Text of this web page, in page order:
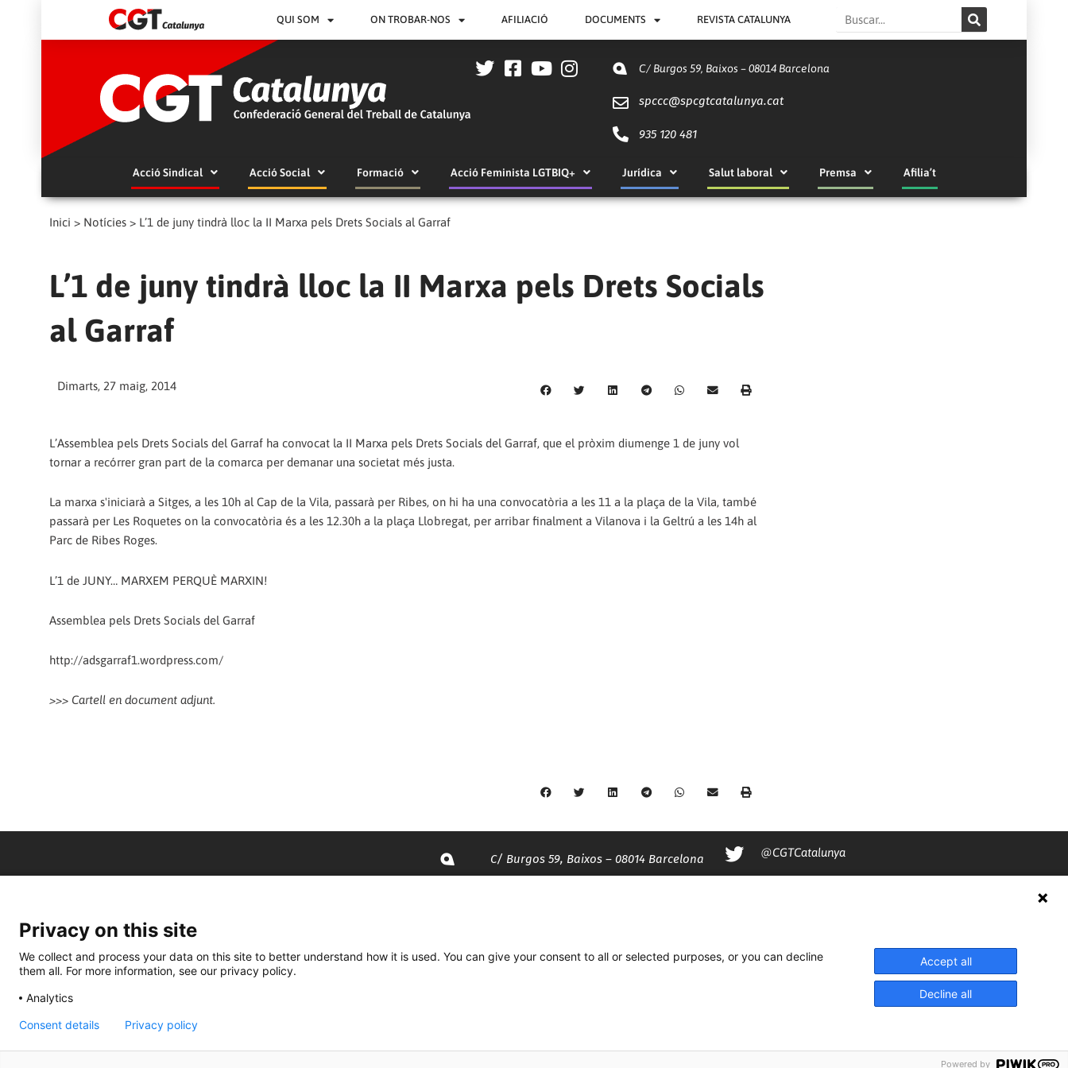
QUI SOM ON TROBAR-NOS AFILIACIÓ DOCUMENTS REVISTA CATALUNYA Search
C/ Burgos 59, Baixos – 08014 Barcelona
spccc@spcgtcatalunya.cat
935 120 481
Acció Sindical Acció Social Formació Acció Feminista LGTBIQ+ Jurídica Salut laboral Premsa Afilia’t
Inici > Notícies > L’1 de juny tindrà lloc la II Marxa pels Drets Socials al Garraf
L’1 de juny tindrà lloc la II Marxa pels Drets Socials
al Garraf
Dimarts, 27 maig, 2014
L’Assemblea pels Drets Socials del Garraf ha convocat la II Marxa pels Drets Socials del Garraf, que el pròxim diumenge 1 de juny vol
tornar a recórrer gran part de la comarca per demanar una societat més justa.
La marxa s'iniciarà a Sitges, a les 10h al Cap de la Vila, passarà per Ribes, on hi ha una convocatòria a les 11 a la plaça de la Vila, també
passarà per Les Roquetes on la convocatòria és a les 12.30h a la plaça Llobregat, per arribar finalment a Vilanova i la Geltrú a les 14h al
Parc de Ribes Roges.
L’1 de JUNY… MARXEM PERQUÈ MARXIN!
Assemblea pels Drets Socials del Garraf
http://adsgarraf1.wordpress.com/
>>> Cartell en document adjunt.
C/ Burgos 59, Baixos – 08014 Barcelona
935 120 481
@CGTCatalunya
Privacy on this site
We collect and process your data on this site to better understand how it is used. You can give your consent to all or selected purposes, or you can decline
them all. For more information, see our privacy policy.
Analytics
Accept all
Decline all
Consent details Privacy policy
Powered by